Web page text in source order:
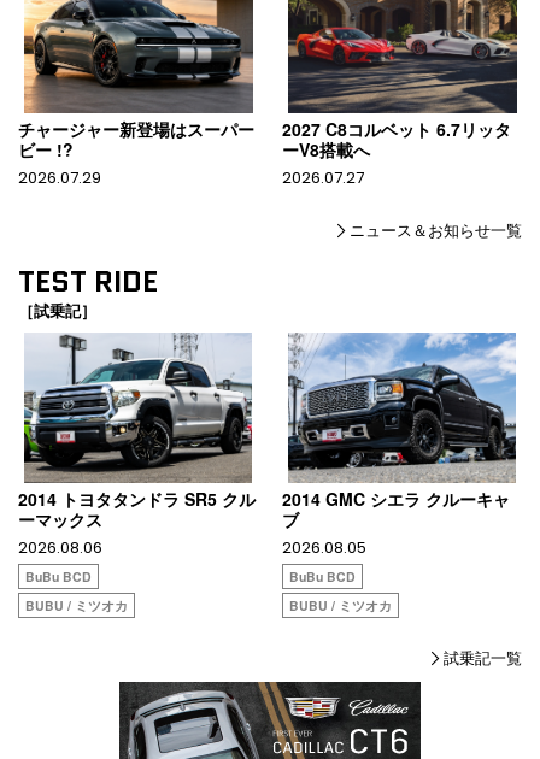
チャージャー新登場はスーパー
ビー !?
2026.07.29
2027 C8コルベット 6.7リッタ
ーV8搭載へ
2026.07.27
ニュース＆お知らせ一覧
TEST RIDE
［試乗記］
2014 トヨタタンドラ SR5 クル
ーマックス
2026.08.06
BuBu BCD
BUBU / ミツオカ
2014 GMC シエラ クルーキャ
ブ
2026.08.05
BuBu BCD
BUBU / ミツオカ
試乗記一覧